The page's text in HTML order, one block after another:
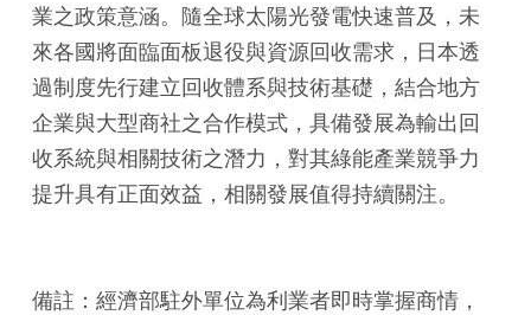
業之政策意涵。隨全球太陽光發電快速普及，未
來各國將面臨面板退役與資源回收需求，日本透
過制度先行建立回收體系與技術基礎，結合地方
企業與大型商社之合作模式，具備發展為輸出回
收系統與相關技術之潛力，對其綠能產業競爭力
提升具有正面效益，相關發展值得持續關注。
備註：經濟部駐外單位為利業者即時掌握商情，